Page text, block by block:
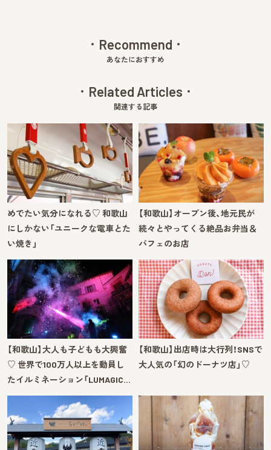
Recommend
あなたにおすすめ
Related Articles
関連する記事
めでたい気分になれる♡ 和歌山
にしかない「ユニークな電車とた
い焼き」
【和歌山】オープン後、地元民が
続々とやってくる絶品お弁当＆
パフェのお店
【和歌山】大人も子どもも大興奮
♡ 世界で100万人以上を動員し
たイルミネーション「LUMAGIC…
【和歌山】出店時は大行列！SNSで
大人気の「幻のドーナツ店」♡